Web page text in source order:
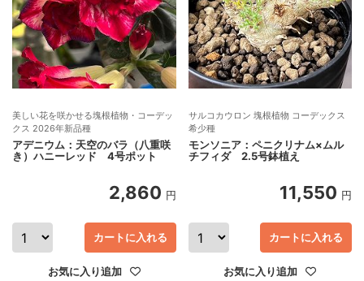
美しい花を咲かせる塊根植物・コーデッ
クス 2026年新品種
アデニウム：天空のバラ（八重咲
き）ハニーレッド 4号ポット
2,860 円
カートに入れる
お気に入り追加
サルコカウロン 塊根植物 コーデックス
希少種
モンソニア：ペニクリナム×ムル
チフィダ 2.5号鉢植え
11,550 円
カートに入れる
お気に入り追加